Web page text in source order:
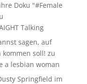
Doku "#Female
Talking
sagen, auf
soll! zu
a lesbian woman
Springfield im